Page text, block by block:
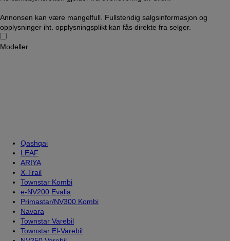
Annonsen kan være mangelfull. Fullstendig salgsinformasjon og
opplysninger iht. opplysningsplikt kan fås direkte fra selger.
Modeller
Qashqai
LEAF
ARIYA
X-Trail
Townstar Kombi
e-NV200 Evalia
Primastar/NV300 Kombi
Navara
Townstar Varebil
Townstar El-Varebil